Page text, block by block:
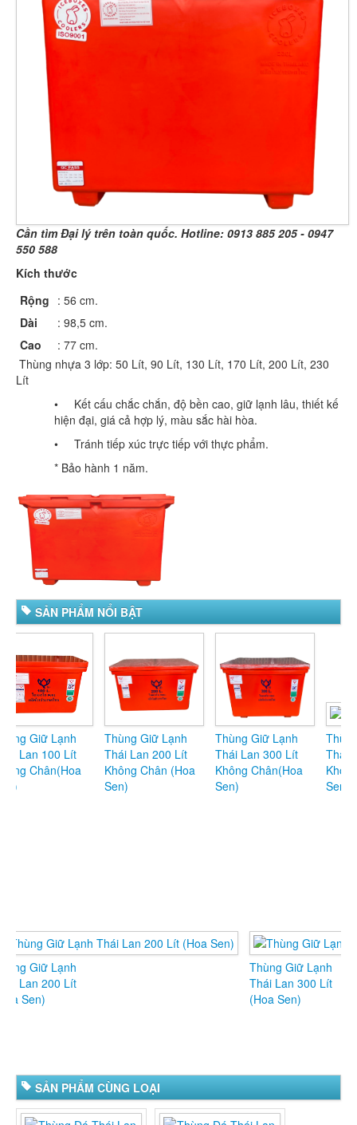
Cần tìm Đại lý trên toàn quốc. Hotline: 0913 885 205 - 0947
550 588
Kích thước
Rộng : 56 cm.
Dài
: 98,5 cm.
Cao
: 77 cm.
Thùng nhựa 3 lớp: 50 Lít, 90 Lít, 130 Lít, 170 Lít, 200 Lít, 230
Lít
• Kết cấu chắc chắn, độ bền cao, giữ lạnh lâu, thiết kế
hiện đại, giá cả hợp lý, màu sắc hài hòa.
• Tránh tiếp xúc trực tiếp với thực phẩm.
* Bảo hành 1 năm.
SẢN PHẨM NỔI BẬT
Giữ Lạnh
100 Lít
Chân(Hoa
Thùng Giữ Lạnh
Thái Lan 200 Lít
Không Chân (Hoa
Sen)
Thùng Giữ Lạnh
Thái Lan 300 Lít
Không Chân(Hoa
Sen)
Thùng
Thái
Không
Sen)
Giữ Lạnh
200 Lít
Thùng Giữ Lạnh
Thái Lan 300 Lít
(Hoa Sen)
SẢN PHẨM CÙNG LOẠI